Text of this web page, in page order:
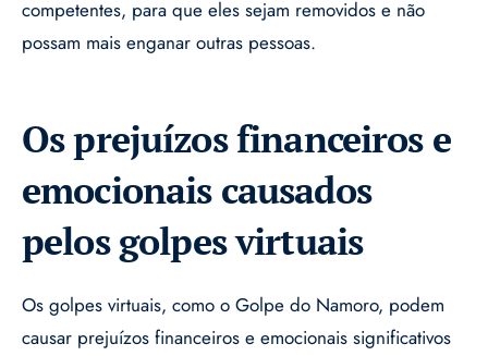
competentes, para que eles sejam removidos e não
possam mais enganar outras pessoas.
Os prejuízos financeiros e
emocionais causados
pelos golpes virtuais
Os golpes virtuais, como o Golpe do Namoro, podem
causar prejuízos financeiros e emocionais significativos